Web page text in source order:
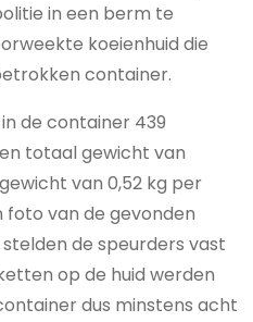
in een berm te
koeienhuid die
container.
de container 439
totaal gewicht van
van 0,52 kg per
foto van de gevonden
de speurders vast
op de huid werden
dus minstens acht